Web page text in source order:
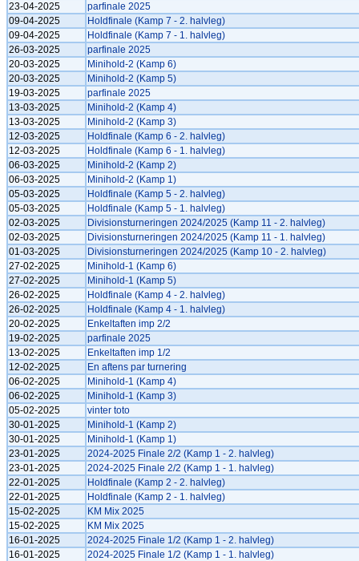
23-04-2025
parfinale 2025
09-04-2025
Holdfinale (Kamp 7 - 2. halvleg)
09-04-2025
Holdfinale (Kamp 7 - 1. halvleg)
26-03-2025
parfinale 2025
20-03-2025
Minihold-2 (Kamp 6)
20-03-2025
Minihold-2 (Kamp 5)
19-03-2025
parfinale 2025
13-03-2025
Minihold-2 (Kamp 4)
13-03-2025
Minihold-2 (Kamp 3)
12-03-2025
Holdfinale (Kamp 6 - 2. halvleg)
12-03-2025
Holdfinale (Kamp 6 - 1. halvleg)
06-03-2025
Minihold-2 (Kamp 2)
06-03-2025
Minihold-2 (Kamp 1)
05-03-2025
Holdfinale (Kamp 5 - 2. halvleg)
05-03-2025
Holdfinale (Kamp 5 - 1. halvleg)
02-03-2025
Divisionsturneringen 2024/2025 (Kamp 11 - 2. halvleg)
02-03-2025
Divisionsturneringen 2024/2025 (Kamp 11 - 1. halvleg)
01-03-2025
Divisionsturneringen 2024/2025 (Kamp 10 - 2. halvleg)
27-02-2025
Minihold-1 (Kamp 6)
27-02-2025
Minihold-1 (Kamp 5)
26-02-2025
Holdfinale (Kamp 4 - 2. halvleg)
26-02-2025
Holdfinale (Kamp 4 - 1. halvleg)
20-02-2025
Enkeltaften imp 2/2
19-02-2025
parfinale 2025
13-02-2025
Enkeltaften imp 1/2
12-02-2025
En aftens par turnering
06-02-2025
Minihold-1 (Kamp 4)
06-02-2025
Minihold-1 (Kamp 3)
05-02-2025
vinter toto
30-01-2025
Minihold-1 (Kamp 2)
30-01-2025
Minihold-1 (Kamp 1)
23-01-2025
2024-2025 Finale 2/2 (Kamp 1 - 2. halvleg)
23-01-2025
2024-2025 Finale 2/2 (Kamp 1 - 1. halvleg)
22-01-2025
Holdfinale (Kamp 2 - 2. halvleg)
22-01-2025
Holdfinale (Kamp 2 - 1. halvleg)
15-02-2025
KM Mix 2025
15-02-2025
KM Mix 2025
16-01-2025
2024-2025 Finale 1/2 (Kamp 1 - 2. halvleg)
16-01-2025
2024-2025 Finale 1/2 (Kamp 1 - 1. halvleg)